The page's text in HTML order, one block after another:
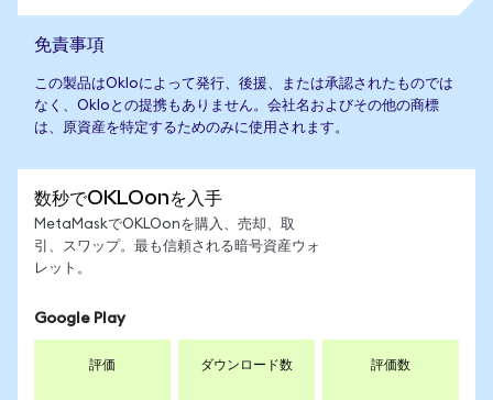
免責事項
この製品はOkloによって発行、後援、または承認されたものでは
なく、Okloとの提携もありません。会社名およびその他の商標
は、原資産を特定するためのみに使用されます。
数秒でOKLOonを入手
MetaMaskでOKLOonを購入、売却、取
引、スワップ。最も信頼される暗号資産ウォ
レット。
Google Play
評価 ダウンロード数 評価数